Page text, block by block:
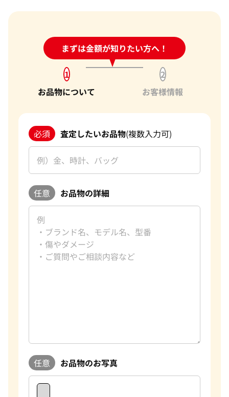
まずは金額が知りたい方へ！
24時間受付中!問い合わせフォーム
1
お品物について
2
お客様情報
必須 査定したいお品物(複数入力可)
任意 お品物の詳細
任意 お品物のお写真